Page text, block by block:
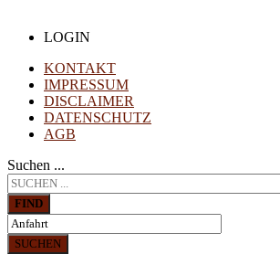
LOGIN
KONTAKT
IMPRESSUM
DISCLAIMER
DATENSCHUTZ
AGB
Suchen ...
FIND
SUCHEN